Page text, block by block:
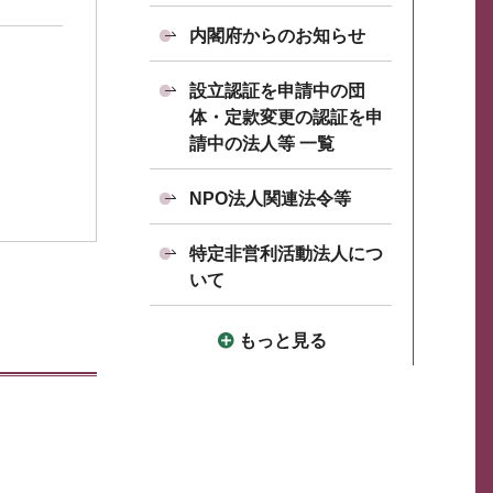
内閣府からのお知らせ
設立認証を申請中の団
体・定款変更の認証を申
請中の法人等 一覧
NPO法人関連法令等
特定非営利活動法人につ
いて
もっと見る